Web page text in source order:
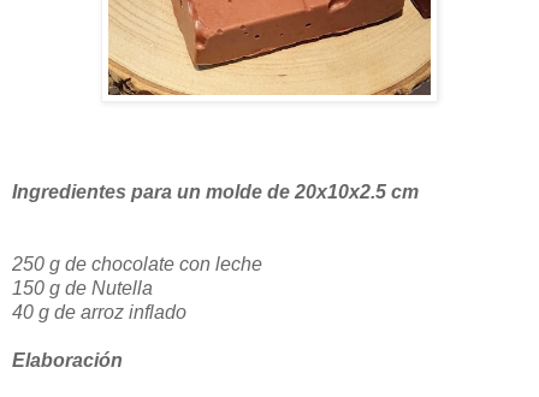
Ingredientes para un molde de 20x10x2.5 cm
250 g de chocolate con leche
150 g de Nutella
40 g de arroz inflado
Elaboración